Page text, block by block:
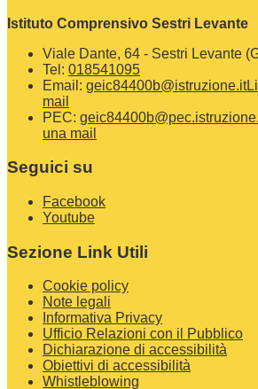
Istituto Comprensivo Sestri Levante
Viale Dante, 64 - Sestri Levante
Tel: 018541095
Email: geic84400b@istruzione.it
mail
PEC:
una mail
Seguici su
Facebook
Youtube
Sezione Link Utili
Cookie policy
Note legali
Informativa Privacy
Ufficio Relazioni con il Pubblico
Dichiarazione di accessibilità
Obiettivi di accessibilità
Whistleblowing